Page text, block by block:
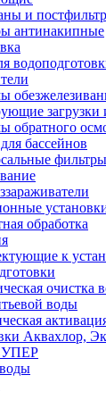
и
антинакипные
загрузки
обратного
бассейнов
фильтры
обработка
к
очистка
воды
Аквахлор,